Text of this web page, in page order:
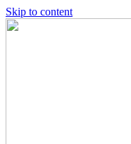
Skip to content